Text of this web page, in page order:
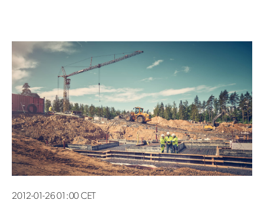
2012-01-26 01:00 CET